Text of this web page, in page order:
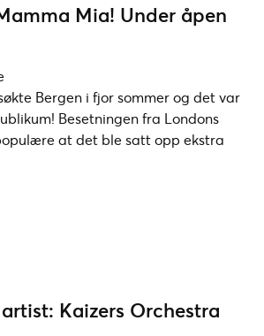
Mia! Under åpen
Bergen i fjor sommer og det var
Besetningen fra Londons
at det ble satt opp ekstra
Kaizers Orchestra